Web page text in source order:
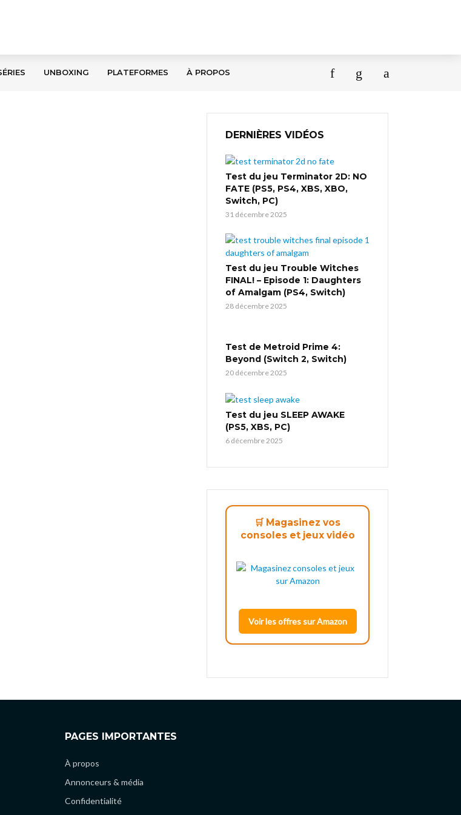
UNBOXING PLATEFORMES À PROPOS
DERNIÈRES VIDÉOS
Test du jeu Terminator 2D: NO
FATE (PS5, PS4, XBS, XBO,
Switch, PC)
31 décembre 2025
Test du jeu Trouble Witches
FINAL! – Episode 1: Daughters
of Amalgam (PS4, Switch)
28 décembre 2025
Test de Metroid Prime 4:
Beyond (Switch 2, Switch)
20 décembre 2025
Test du jeu SLEEP AWAKE
(PS5, XBS, PC)
6 décembre 2025
🛒 Magasinez vos
consoles et jeux vidéo
Voir les offres sur Amazon
PAGES IMPORTANTES
À propos
Annonceurs & média
Confidentialité